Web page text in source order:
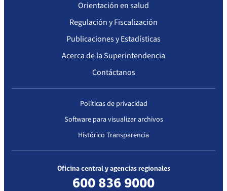
Orientación en salud
Regulación y Fiscalización
Publicaciones y Estadísticas
Acerca de la Superintendencia
Contáctanos
Políticas de privacidad
Software para visualizar archivos
Histórico Transparencia
Oficina central y agencias regionales
600 836 9000